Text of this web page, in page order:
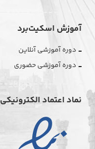
آموزش اسکیت‌برد
دوره آموزشی آنلاین
دوره آموزشی حضوری
نماد اعتماد الکترونیکی